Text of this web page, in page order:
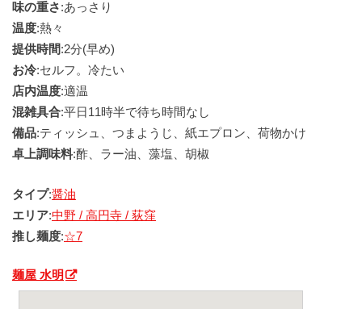
味の重さ:あっさり
温度:熱々
提供時間:2分(早め)
お冷:セルフ。冷たい
店内温度:適温
混雑具合:平日11時半で待ち時間なし
備品:ティッシュ、つまようじ、紙エプロン、荷物かけ
卓上調味料:酢、ラー油、藻塩、胡椒
タイプ:醤油
エリア:中野 / 高円寺 / 荻窪
推し麺度:☆7
麺屋 水明